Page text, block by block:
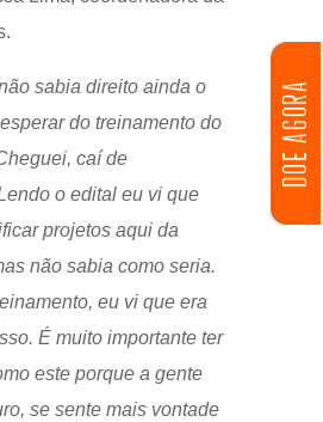
DOE AGORA
sabia direito ainda o
do treinamento do
caí de
o edital eu vi que
projetos aqui da
não sabia como seria.
eu vi que era
É muito importante ter
este porque a gente
se sente mais vontade